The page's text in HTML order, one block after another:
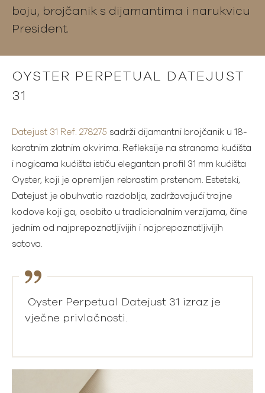
boju, brojčanik s dijamantima i narukvicu
President.
OYSTER PERPETUAL DATEJUST
31
Datejust 31 Ref. 278275 sadrži dijamantni brojčanik u 18-
karatnim zlatnim okvirima. Refleksije na stranama kućišta
i nogicama kućišta ističu elegantan profil 31 mm kućišta
Oyster, koji je opremljen rebrastim prstenom. Estetski,
Datejust je obuhvatio razdoblja, zadržavajući trajne
kodove koji ga, osobito u tradicionalnim verzijama, čine
jednim od najprepoznatljivijih i najprepoznatljivijih
satova.
Oyster Perpetual Datejust 31 izraz je
vječne privlačnosti.